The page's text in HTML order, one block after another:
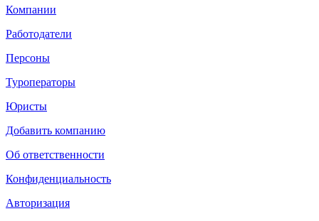
Компании
Работодатели
Персоны
Туроператоры
Юристы
Добавить компанию
Об ответственности
Конфиденциальность
Авторизация